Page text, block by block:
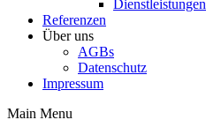
Dienstleistungen
Referenzen
Über uns
AGBs
Datenschutz
Impressum
Main Menu